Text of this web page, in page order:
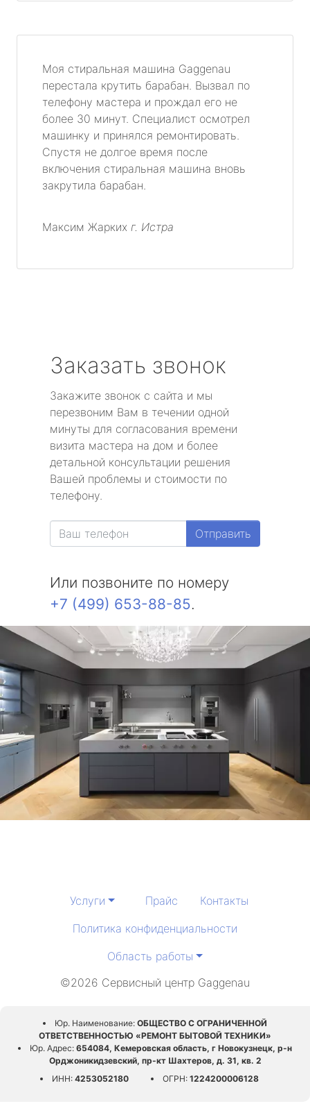
Моя стиральная машина Gaggenau
перестала крутить барабан. Вызвал по
телефону мастера и прождал его не
более 30 минут. Специалист осмотрел
машинку и принялся ремонтировать.
Спустя не долгое время после
включения стиральная машина вновь
закрутила барабан.
Максим Жарких г. Истра
Заказать звонок
Закажите звонок с сайта и мы
перезвоним Вам в течении одной
минуты для согласования времени
визита мастера на дом и более
детальной консультации решения
Вашей проблемы и стоимости по
телефону.
Отправить
Или позвоните по номеру
+7 (499) 653-88-85.
Услуги Прайс
Контакты
Политика конфиденциальности
Область работы
©2026 Сервисный центр Gaggenau
Юр. Наименование: ОБЩЕСТВО С ОГРАНИЧЕННОЙ
ОТВЕТСТВЕННОСТЬЮ «РЕМОНТ БЫТОВОЙ ТЕХНИКИ»
Юр. Адрес: 654084, Кемеровская область, г Новокузнецк, р-н
Орджоникидзевский, пр-кт Шахтеров, д. 31, кв. 2
ИНН: 4253052180 ОГРН: 1224200006128